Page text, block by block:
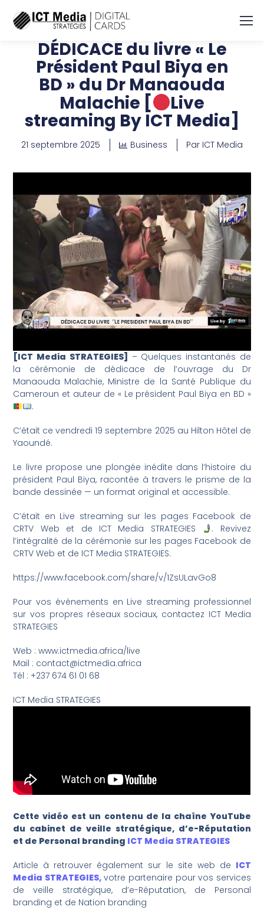
DÉDICACE du livre « Le
Président Paul Biya en
BD » du Dr Manaouda
Malachie [
Live
streaming By ICT Media]
21 septembre 2025 Business Par ICT Media
[ICT Media STRATEGIES] – Quelques instantanés de
la cérémonie de dédicace de l’ouvrage du Dr
Manaouda Malachie, Ministre de la Santé Publique du
Cameroun et auteur de « Le président Paul Biya en BD »
.
C’était ce vendredi 19 septembre 2025 au Hilton Hôtel de
Yaoundé.
Le livre propose une plongée inédite dans l’histoire du
président Paul Biya, racontée à travers le prisme de la
bande dessinée — un format original et accessible.
C’était en Live streaming sur les pages Facebook de
CRTV Web et de ICT Media STRATEGIES
. Revivez
l’intégralité de la cérémonie sur les pages Facebook de
CRTV Web et de ICT Media STRATEGIES.
https://www.facebook.com/share/v/1ZsULavGo8
Pour vos événements en Live streaming professionnel
sur vos propres réseaux sociaux, contactez ICT Media
STRATEGIES
Web : www.ictmedia.africa/live
Mail : contact@ictmedia.africa
Tél : +237 674 61 01 68
ICT Media STRATEGIES
Cette vidéo est un contenu de la chaîne YouTube
du cabinet de veille stratégique, d’e-Réputation
et de Personal branding ICT Media STRATEGIES
Article à retrouver également sur le site web de ICT
Media STRATEGIES,votre partenaire pour vos services
de veille stratégique, d’e-Réputation, de Personal
branding et de Nation branding